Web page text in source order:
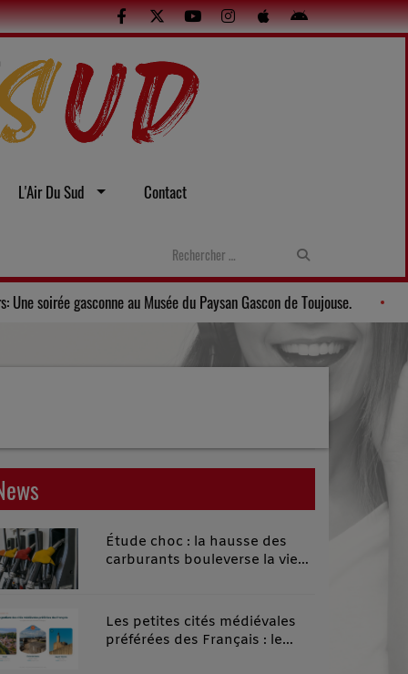
L'Air Du Sud Contact
et sexuelles Gers: Une soirée gasconne au Musée du Paysan
Étude choc : la hausse des
carburants bouleverse la vie
Les petites cités médiévales
préférées des Français : le